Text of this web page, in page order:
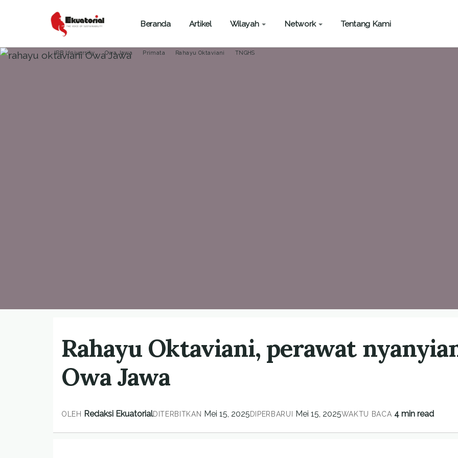
Beranda Artikel Wilayah Network Tentang Kami
ARTIKEL
IPB University Owa Jawa Primata Rahayu Oktaviani TNGHS
Rahayu Oktaviani, perawat
Owa Jawa
OLEH Redaksi EkuatorialDITERBITKAN Mei 15, 2025DIPERBARUI Mei 15, 2025WAKTU BACA 4 min read